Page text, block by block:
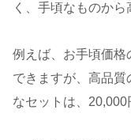
く、手頃なものから
例えば、お手頃価格
できますが、高品質
なセットは、20,000